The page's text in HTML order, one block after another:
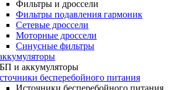
Фильтры и дроссели
Фильтры подавления гармоник
Сетевые дроссели
Моторные дроссели
Синусные фильтры
и аккумуляторы
бесперебойного питания
Источники бесперебойного питания